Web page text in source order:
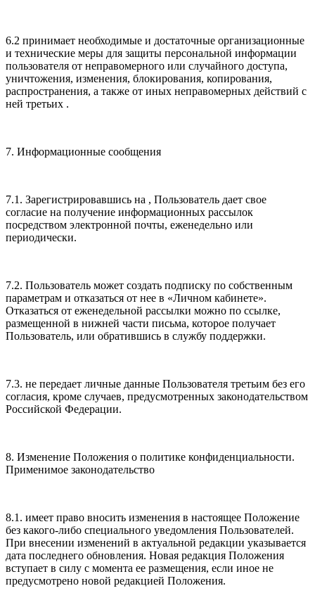
6.2 принимает необходимые и достаточные организационные
и технические меры для защиты персональной информации
пользователя от неправомерного или случайного доступа,
уничтожения, изменения, блокирования, копирования,
распространения, а также от иных неправомерных действий с
ней третьих .
7. Информационные сообщения
7.1. Зарегистрировавшись на , Пользователь дает свое
согласие на получение информационных рассылок
посредством электронной почты, еженедельно или
периодически.
7.2. Пользователь может создать подписку по собственным
параметрам и отказаться от нее в «Личном кабинете».
Отказаться от еженедельной рассылки можно по ссылке,
размещенной в нижней части письма, которое получает
Пользователь, или обратившись в службу поддержки.
7.3. не передает личные данные Пользователя третьим без его
согласия, кроме случаев, предусмотренных законодательством
Российской Федерации.
8. Изменение Положения о политике конфиденциальности.
Применимое законодательство
8.1. имеет право вносить изменения в настоящее Положение
без какого-либо специального уведомления Пользователей.
При внесении изменений в актуальной редакции указывается
дата последнего обновления. Новая редакция Положения
вступает в силу с момента ее размещения, если иное не
предусмотрено новой редакцией Положения.